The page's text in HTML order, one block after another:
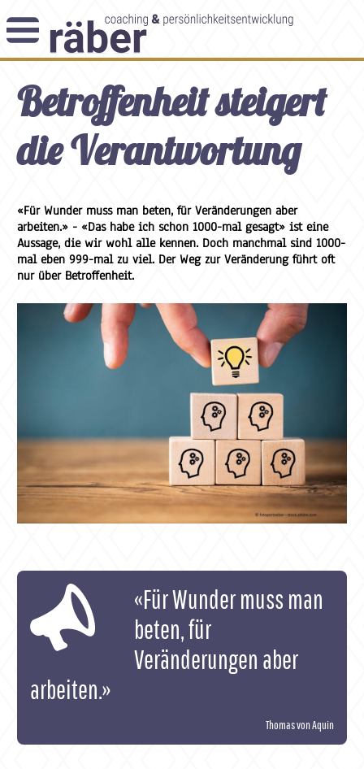
Themenblog
Angebot
Coaching-Impulse
Das Enneagramm
Arbeitsweise
Andreas Räber
Betroffenheit steigert
die Verantwortung
«Für Wunder muss man beten, für Veränderungen aber
arbeiten.» - «Das habe ich schon 1000-mal gesagt» ist eine
Aussage, die wir wohl alle kennen. Doch manchmal sind 1000-
mal eben 999-mal zu viel. Der Weg zur Veränderung führt oft
nur über Betroffenheit.
«Für Wunder muss man
beten, für
Veränderungen aber
arbeiten.»
Thomas von Aquin